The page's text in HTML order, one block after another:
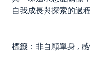
自我成長與探索的過
標籤： 非自願單身 ,